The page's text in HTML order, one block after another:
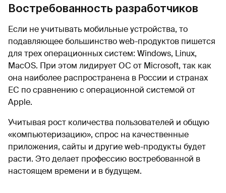
Востребованность разработчиков
Если не учитывать мобильные устройства, то
подавляющее большинство web-продуктов пишется
для трех операционных систем: Windows, Linux,
MacOS. При этом лидирует ОС от Microsoft, так как
она наиболее распространена в России и странах
ЕС по сравнению с операционной системой от
Apple.
Учитывая рост количества пользователей и общую
«‎компьютеризацию»‎, спрос на качественные
приложения, сайты и другие web-продукты будет
расти. Это делает профессию востребованной в
настоящем времени и в будущем.